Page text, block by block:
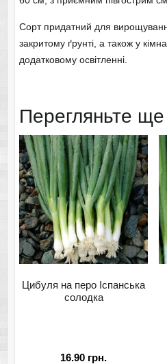
Сорт придатний для
закритому ґрунті, а також у
додатковому освітленні.
Перегляньте ще
Цибуля на перо Іспанська
солодка
16.90 грн.